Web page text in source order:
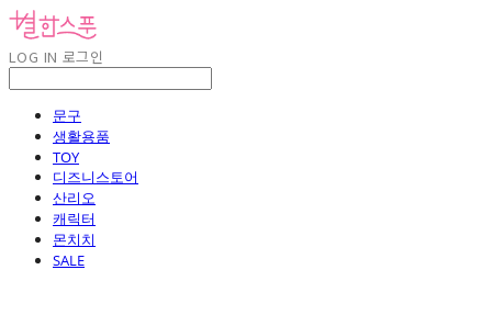
LOG IN 로그인
문구
생활용품
TOY
디즈니스토어
산리오
캐릭터
몬치치
SALE